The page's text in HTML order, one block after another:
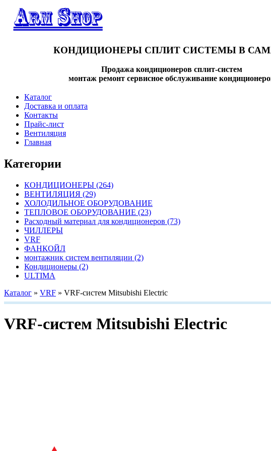
КОНДИЦИОНЕРЫ СПЛИТ СИСТЕМЫ В
Продажа кондиционеров сплит-систем
монтаж ремонт сервисное обслуживание
Каталог
Доставка и оплата
Контакты
Прайс-лист
Вентиляция
Главная
Категории
КОНДИЦИОНЕРЫ (264)
ВЕНТИЛЯЦИЯ (29)
ХОЛОДИЛЬНОЕ ОБОРУДОВАНИЕ
ТЕПЛОВОЕ ОБОРУДОВАНИЕ (23)
Расходный материал для кондиционеров (73)
ЧИЛЛЕРЫ
VRF
ФАНКОЙЛ
монтажник систем вентиляции (2)
Кондиционеры (2)
ULTIMA
Каталог » VRF » VRF-систем Mitsubishi Electric
VRF-систем Mitsubishi Electric